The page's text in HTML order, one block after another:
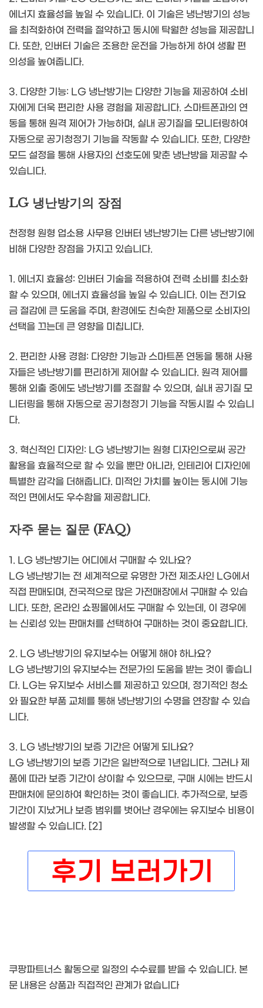
에너지 효율성을 높일 수 있습니다. 이 기술은 냉난방기의 성능
을 최적화하여 전력을 절약하고 동시에 탁월한 성능을 제공합니
다. 또한, 인버터 기술은 조용한 운전을 가능하게 하여 생활 편
의성을 높여줍니다.
3. 다양한 기능: LG 냉난방기는 다양한 기능을 제공하여 소비
자에게 더욱 편리한 사용 경험을 제공합니다. 스마트폰과의 연
동을 통해 원격 제어가 가능하며, 실내 공기질을 모니터링하여
자동으로 공기청정기 기능을 작동할 수 있습니다. 또한, 다양한
모드 설정을 통해 사용자의 선호도에 맞춘 냉난방을 제공할 수
있습니다.
LG 냉난방기의 장점
천정형 원형 업소용 사무용 인버터 냉난방기는 다른 냉난방기에
비해 다양한 장점을 가지고 있습니다.
1. 에너지 효율성: 인버터 기술을 적용하여 전력 소비를 최소화
할 수 있으며, 에너지 효율성을 높일 수 있습니다. 이는 전기요
금 절감에 큰 도움을 주며, 환경에도 친숙한 제품으로 소비자의
선택을 끄는데 큰 영향을 미칩니다.
2. 편리한 사용 경험: 다양한 기능과 스마트폰 연동을 통해 사용
자들은 냉난방기를 편리하게 제어할 수 있습니다. 원격 제어를
통해 외출 중에도 냉난방기를 조절할 수 있으며, 실내 공기질 모
니터링을 통해 자동으로 공기청정기 기능을 작동시킬 수 있습니
다.
3. 혁신적인 디자인: LG 냉난방기는 원형 디자인으로써 공간
활용을 효율적으로 할 수 있을 뿐만 아니라, 인테리어 디자인에
특별한 감각을 더해줍니다. 미적인 가치를 높이는 동시에 기능
적인 면에서도 우수함을 제공합니다.
자주 묻는 질문 (FAQ)
1. LG 냉난방기는 어디에서 구매할 수 있나요?
LG 냉난방기는 전 세계적으로 유명한 가전 제조사인 LG에서
직접 판매되며, 전국적으로 많은 가전매장에서 구매할 수 있습
니다. 또한, 온라인 쇼핑몰에서도 구매할 수 있는데, 이 경우에
는 신뢰성 있는 판매처를 선택하여 구매하는 것이 중요합니다.
2. LG 냉난방기의 유지보수는 어떻게 해야 하나요?
LG 냉난방기의 유지보수는 전문가의 도움을 받는 것이 좋습니
다. LG는 유지보수 서비스를 제공하고 있으며, 정기적인 청소
와 필요한 부품 교체를 통해 냉난방기의 수명을 연장할 수 있습
니다.
3. LG 냉난방기의 보증 기간은 어떻게 되나요?
LG 냉난방기의 보증 기간은 일반적으로 1년입니다. 그러나 제
품에 따라 보증 기간이 상이할 수 있으므로, 구매 시에는 반드시
판매처에 문의하여 확인하는 것이 좋습니다. 추가적으로, 보증
기간이 지났거나 보증 범위를 벗어난 경우에는 유지보수 비용이
발생할 수 있습니다. [2]
쿠팡파트너스 활동으로 일정의 수수료를 받을 수 있습니다. 본
문 내용은 상품과 직접적인 관계가 없습니다